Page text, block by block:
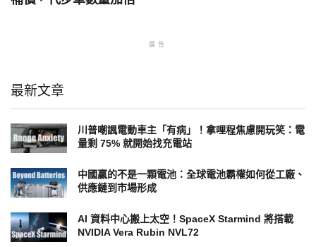
廣告
最新文章
川普嘲諷電動車主「有病」！拿哩程焦慮開玩笑：電
量剩 75% 就開始找充電站
中國贏的不是一顆電池：全球電池霸權如何從工廠、
供應鏈到市場形成
AI 資料中心搬上太空！SpaceX Starmind 將搭載
NVIDIA Vera Rubin NVL72